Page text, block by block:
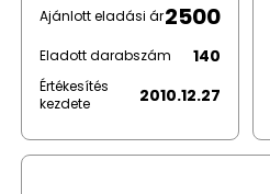
Ajánlott eladási ár2500
Eladott darabszám 140
Értékesítés
kezdete
2010.12.27